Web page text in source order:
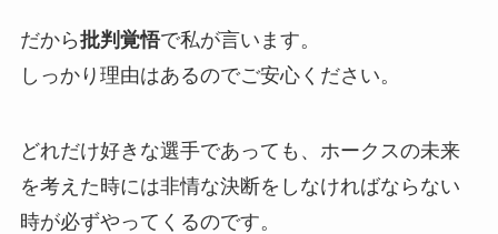
だから批判覚悟で私が言います。
しっかり理由はあるのでご安心ください。
どれだけ好きな選手であっても、ホークスの未来
を考えた時には非情な決断をしなければならない
時が必ずやってくるのです。